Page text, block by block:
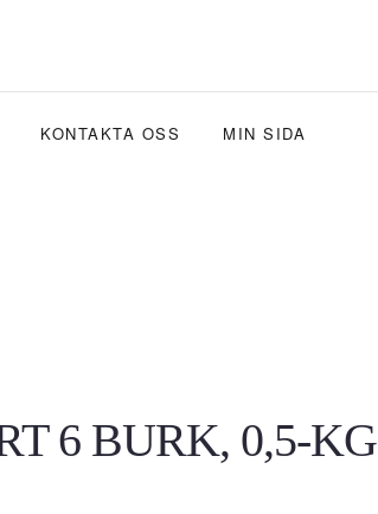
KONTAKTA OSS MIN SIDA
6 BURK, 0,5-KG